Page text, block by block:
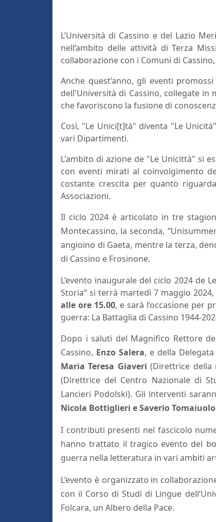
L’Università di Cassino e del Lazio
nell’ambito delle attività di Terza
collaborazione con i Comuni di
Anche quest’anno, gli eventi
dell'Università di Cassino, collegate
che favoriscono la fusione di
Così, "Le Unici[t]tà" diventa "Le
vari Dipartimenti.
L'ambito di azione de "Le Unicittà" si
con eventi mirati al coinvolgimento
costante crescita per quanto
Associazioni.
Il ciclo 2024 è articolato in tre
Montecassino, la seconda,
angioino di Gaeta, mentre la terza,
di Cassino e Frosinone.
L’evento inaugurale del ciclo 2024 de
Storia” si terrà martedì 7 maggio 2024,
alle ore 15.00, e sarà l’occasione per
guerra: La Battaglia di Cassino 1944-
Dopo i saluti del Magnifico Rettore
Cassino, Enzo Salera, e della
Maria Teresa Giaveri (Direttrice della
(Direttrice del Centro Nazionale di
Lancieri Podolski). Gli interventi
Nicola Bottiglieri e Saverio Tomaiuolo
I contributi presenti nel fascicolo
hanno trattato il tragico evento del
guerra nella letteratura in vari ambiti
L’evento è organizzato in
con il Corso di Studi di Lingue
Folcara, un Albero della Pace.